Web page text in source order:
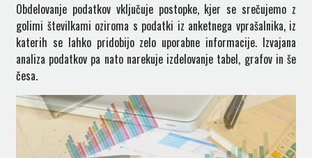
Obdelovanje podatkov vključuje postopke, kjer se srečujemo z
golimi številkami oziroma s podatki iz anketnega vprašalnika, iz
katerih se lahko pridobijo zelo uporabne informacije. Izvajana
analiza podatkov pa nato narekuje izdelovanje tabel, grafov in še
česa.